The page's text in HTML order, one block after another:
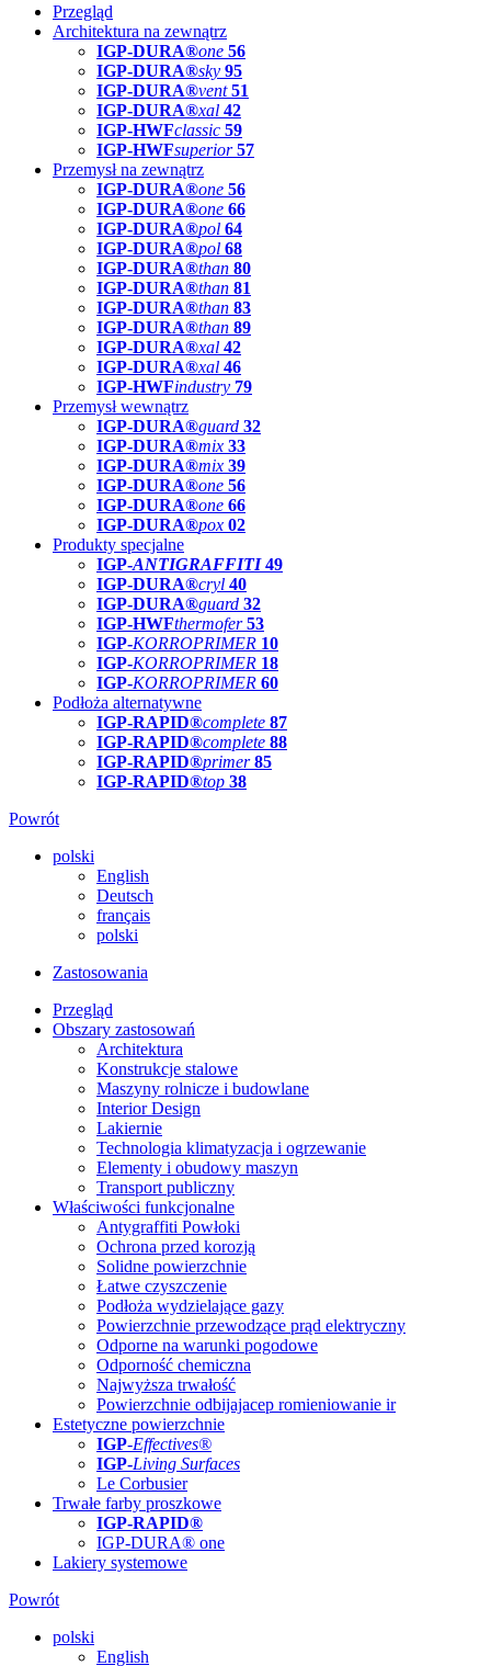
Przegląd
Architektura na zewnątrz
IGP-DURA®one 56
IGP-DURA®sky 95
IGP-DURA®vent 51
IGP-DURA®xal 42
IGP-HWFclassic 59
IGP-HWFsuperior 57
Przemysł na zewnątrz
IGP-DURA®one 56
IGP-DURA®one 66
IGP-DURA®pol 64
IGP-DURA®pol 68
IGP-DURA®than 80
IGP-DURA®than 81
IGP-DURA®than 83
IGP-DURA®than 89
IGP-DURA®xal 42
IGP-DURA®xal 46
IGP-HWFindustry 79
Przemysł wewnątrz
IGP-DURA®guard 32
IGP-DURA®mix 33
IGP-DURA®mix 39
IGP-DURA®one 56
IGP-DURA®one 66
IGP-DURA®pox 02
Produkty specjalne
IGP-ANTIGRAFFITI49
IGP-DURA®cryl 40
IGP-DURA®guard 32
IGP-HWFthermofer 53
IGP-KORROPRIMER 10
IGP-KORROPRIMER 18
IGP-KORROPRIMER 60
Podłoża alternatywne
IGP-RAPID®complete 87
IGP-RAPID®complete 88
IGP-RAPID®primer 85
IGP-RAPID®top 38
Powrót
polski
English
Deutsch
français
polski
Zastosowania
Przegląd
Obszary zastosowań
Architektura
Konstrukcje stalowe
Maszyny rolnicze i budowlane
Interior Design
Lakiernie
Technologia klimatyzacja i ogrzewanie
Elementy i obudowy maszyn
Transport publiczny
Właściwości funkcjonalne
Antygraffiti Powłoki
Ochrona przed korozją
Solidne powierzchnie
Łatwe czyszczenie
Podłoża wydzielające gazy
Powierzchnie przewodzące prąd elektryczny
Odporne na warunki pogodowe
Odporność chemiczna
Najwyższa trwałość
Powierzchnie odbijajacep romieniowanie ir
Estetyczne powierzchnie
IGP-Effectives®
IGP-Living Surfaces
Le Corbusier
Trwałe farby proszkowe
IGP-RAPID®
IGP-DURA® one
Lakiery systemowe
Powrót
polski
English